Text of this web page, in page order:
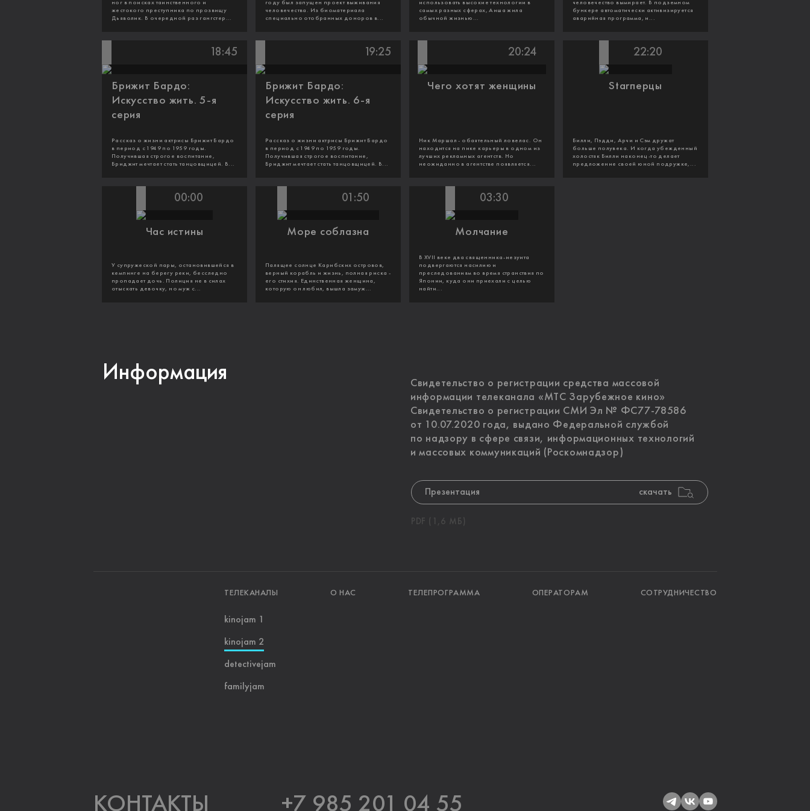
ног в поисках таинственного и
жестокого преступника по прозвищу
Дьяволик. В очередной раз гангстер...
году был запущен проект выживания
человечества. Из биоматериала
специально отобранных доноров в...
использовать высокие технологии в
самых разных сферах, Аиша жила
обычной жизнью...
человечество вымирает. В подземном
бункере автоматически активизируется
аварийная программа, и...
18:45
Брижит Бардо:
Искусство жить. 5-я
серия
Рассказ о жизни актрисы Брижит Бардо
в период с 1949 по 1959 годы.
Получившая строгое воспитание,
Бриджит мечтает стать танцовщицей. В...
19:25
Брижит Бардо:
Искусство жить. 6-я
серия
Рассказ о жизни актрисы Брижит Бардо
в период с 1949 по 1959 годы.
Получившая строгое воспитание,
Бриджит мечтает стать танцовщицей. В...
20:24
Чего хотят женщины
Ник Маршал - обаятельный ловелас. Он
находится на пике карьеры в одном из
лучших рекламных агентств. Но
неожиданно в агентстве появляется...
22:20
Starперцы
Билли, Пэдди, Арчи и Сэм дружат
больше полувека. И когда убежденный
холостяк Билли наконец-то делает
предложение своей юной подружке,...
00:00
Час истины
У супружеской пары, остановившейся в
кемпинге на берегу реки, бесследно
пропадает дочь. Полиция не в силах
отыскать девочку, но муж с...
01:50
Море соблазна
Палящее солнце Карибских островов,
верный корабль и жизнь, полная риска -
его стихия. Единственная женщина,
которую он любил, вышла замуж...
03:30
Молчание
В XVII веке два священника-иезуита
подвергаются насилию и
преследованиям во время странствия по
Японии, куда они приехали с целью
найти...
Информация
Свидетельство о регистрации средства массовой
информации телеканала «МТС Зарубежное кино»
Свидетельство о регистрации СМИ Эл № ФС77-78586
от 10.07.2020 года, выдано Федеральной службой
по надзору в сфере связи, информационных технологий
и массовых коммуникаций (Роскомнадзор)
Презентация скачать
PDF (1,6 МБ)
ТЕЛЕКАНАЛЫ О НАС ТЕЛЕПРОГРАММА ОПЕРАТОРАМ СОТРУДНИЧЕСТВО
kinojam 1
kinojam 2
detectivejam
familyjam
KOНТАКТЫ +7 985 201 04 55